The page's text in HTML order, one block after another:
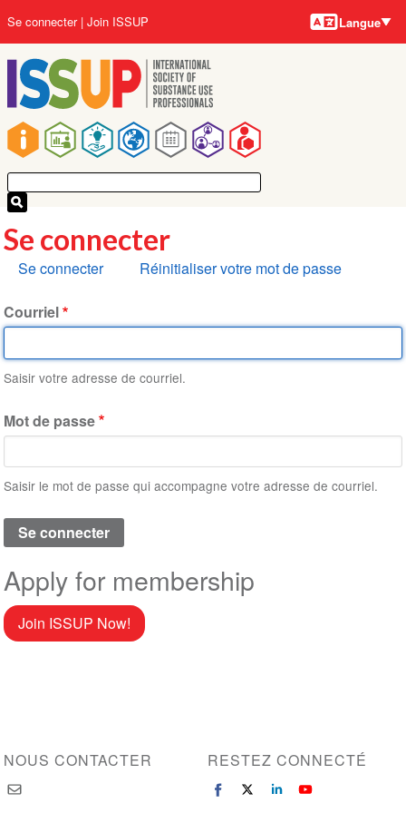
au
contenu
principal
Main
navigation
User
account
menu
Se connecter Join ISSUP Langues
Langue
Se connecter
Onglets
Se connecter Réinitialiser votre mot de passe
Courriel
Saisir votre adresse de courriel.
Mot de passe
Saisir le mot de passe qui accompagne votre adresse de courriel.
Apply for membership
Join ISSUP Now!
NOUS CONTACTER RESTEZ CONNECTÉ